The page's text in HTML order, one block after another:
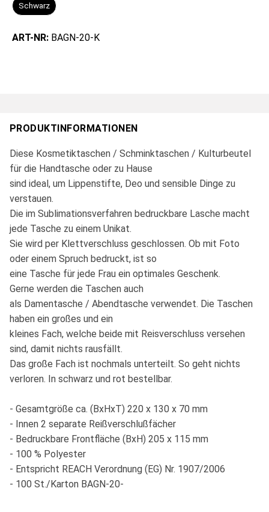
Schwarz
ART-NR: BAGN-20-K
PRODUKTINFORMATIONEN
Diese Kosmetiktaschen / Schminktaschen / Kulturbeutel
für die Handtasche oder zu Hause
sind ideal, um Lippenstifte, Deo und sensible Dinge zu
verstauen.
Die im Sublimationsverfahren bedruckbare Lasche macht
jede Tasche zu einem Unikat.
Sie wird per Klettverschluss geschlossen. Ob mit Foto
oder einem Spruch bedruckt, ist so
eine Tasche für jede Frau ein optimales Geschenk.
Gerne werden die Taschen auch
als Damentasche / Abendtasche verwendet. Die Taschen
haben ein großes und ein
kleines Fach, welche beide mit Reisverschluss versehen
sind, damit nichts rausfällt.
Das große Fach ist nochmals unterteilt. So geht nichts
verloren. In schwarz und rot bestellbar.
- Gesamtgröße ca. (BxHxT) 220 x 130 x 70 mm
- Innen 2 separate Reißverschlußfächer
- Bedruckbare Frontfläche (BxH) 205 x 115 mm
- 100 % Polyester
- Entspricht REACH Verordnung (EG) Nr. 1907/2006
- 100 St./Karton BAGN-20-